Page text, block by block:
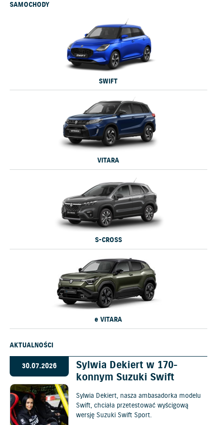
SAMOCHODY
SWIFT
VITARA
S-CROSS
e VITARA
AKTUALNOŚCI
30.07.2026
Sylwia Dekiert w 170-
konnym Suzuki Swift
Sylwia Dekiert, nasza ambasadorka modelu
Swift, chciała przetestować wyścigową
wersję Suzuki Swift Sport.